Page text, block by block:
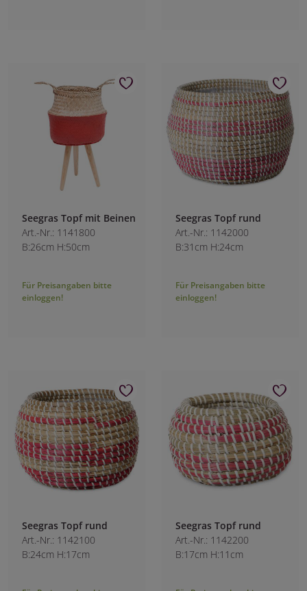
Seegras Topf mit Beinen
Art.-Nr.: 1141800
B:26cm H:50cm
Für Preisangaben bitte
einloggen!
Seegras Topf rund
Art.-Nr.: 1142000
B:31cm H:24cm
Für Preisangaben bitte
einloggen!
Seegras Topf rund
Art.-Nr.: 1142100
B:24cm H:17cm
Seegras Topf rund
Art.-Nr.: 1142200
B:17cm H:11cm